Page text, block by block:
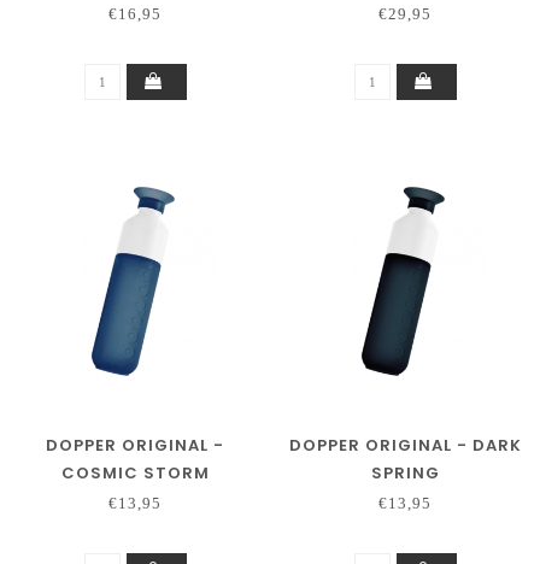
€16,95 €29,95
DOPPER ORIGINAL -
COSMIC STORM
€13,95
DOPPER ORIGINAL - DARK
SPRING
€13,95